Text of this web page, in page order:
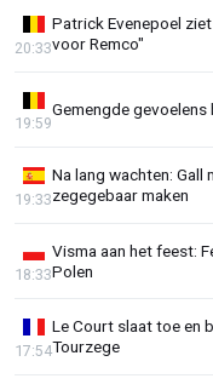
Patrick Evenepoel
voor Remco"
20:33
Gemengde
19:59
Na lang wachten: Gall
zegegebaar maken
19:33
Visma aan het feest:
Polen
18:33
Le Court slaat toe en
Tourzege
17:54